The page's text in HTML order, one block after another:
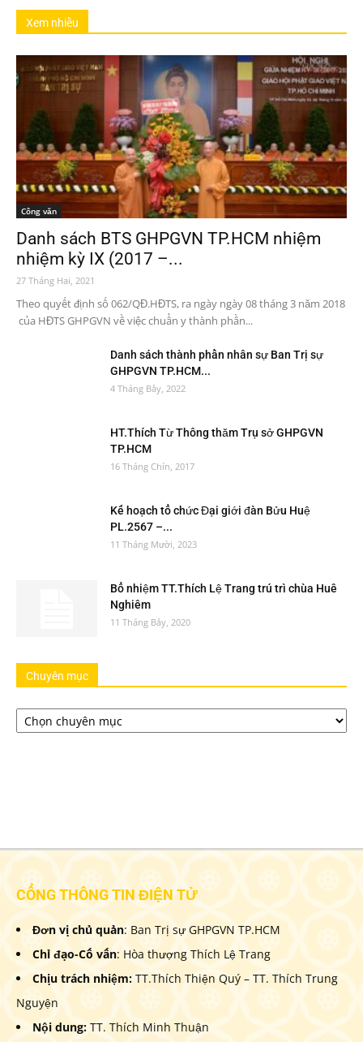
Xem nhiều
Công văn
Danh sách BTS GHPGVN TP.HCM nhiệm
nhiệm kỳ IX (2017 –...
27 Tháng Hai, 2021
Theo quyết định số 062/QĐ.HĐTS, ra ngày ngày 08 tháng 3 năm 2018
của HĐTS GHPGVN về việc chuẩn y thành phần...
Danh sách thành phần nhân sự Ban Trị sự
GHPGVN TP.HCM...
4 Tháng Bảy, 2022
HT.Thích Từ Thông thăm Trụ sở GHPGVN
TP.HCM
16 Tháng Chín, 2017
Kế hoạch tổ chức Đại giới đàn Bửu Huệ
PL.2567 –...
11 Tháng Mười, 2023
Bổ nhiệm TT.Thích Lệ Trang trú trì chùa Huê
Nghiêm
11 Tháng Bảy, 2020
Chuyên mục
Chuyên
mục
CỔNG THÔNG TIN ĐIỆN TỬ
Đơn vị chủ quản: Ban Trị sự GHPGVN TP.HCM
Chỉ đạo-Cố vấn: Hòa thượng Thích Lệ Trang
Chịu trách nhiệm: TT.Thích Thiện Quý – TT. Thích Trung
Nguyện
Nội dung: TT. Thích Minh Thuận